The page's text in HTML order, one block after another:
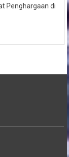
Penghargaan di